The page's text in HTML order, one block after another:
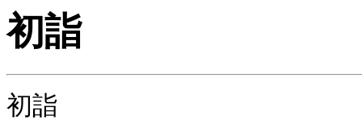
初詣
初詣